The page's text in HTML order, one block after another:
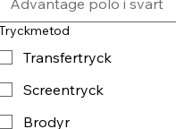
Transfertryck
Screentryck
Brodyr